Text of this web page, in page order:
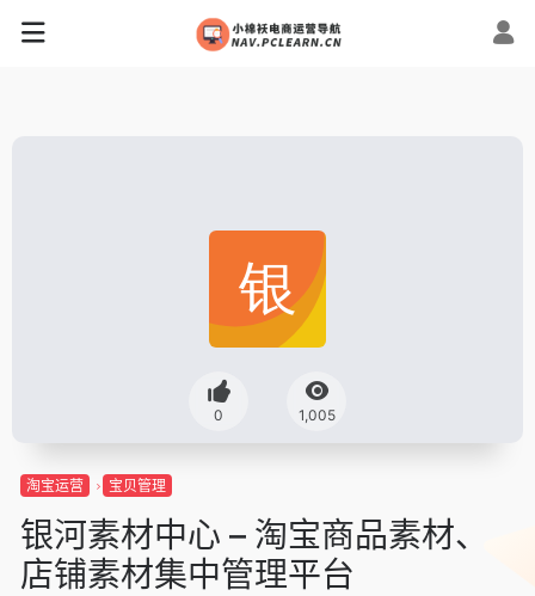
0 1,005
淘宝运营 宝贝管理
银河素材中心 – 淘宝商品素材、
店铺素材集中管理平台